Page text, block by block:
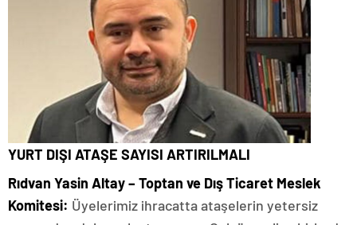
YURT DIŞI ATAŞE SAYISI ARTIRILMALI
Rıdvan Yasin Altay – Toptan ve Dış Ticaret Meslek
Komitesi: Üyelerimiz ihracatta ataşelerin yetersiz